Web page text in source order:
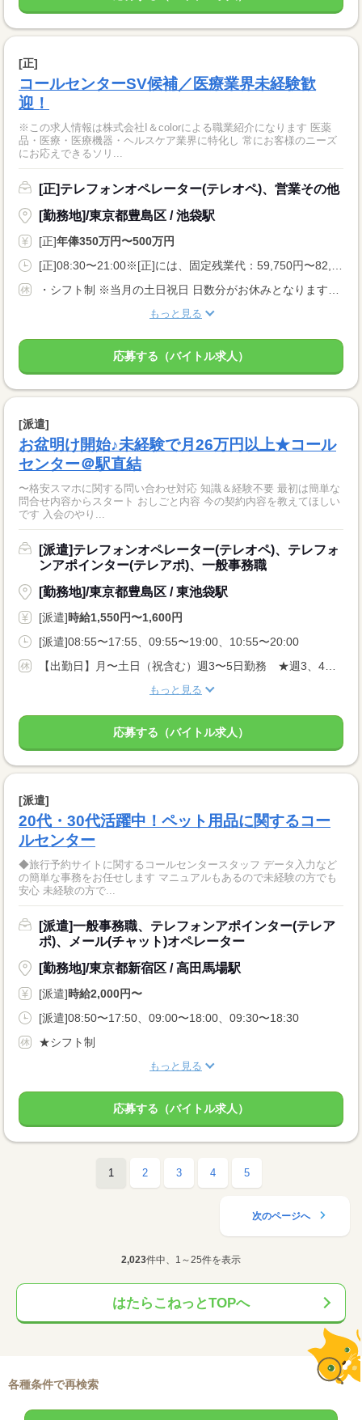
[正]
コールセンターSV候補／医療業界未経験歓
迎！
※この求人情報は株式会社I＆colorによる職業紹介になります 医薬
品・医療・医療機器・ヘルスケア業界に特化し 常にお客様のニーズ
にお応えできるソリ...
[正]テレフォンオペレーター(テレオペ)、営業その他
[勤務地]/東京都豊島区 / 池袋駅
[正]年俸350万円〜500万円
[正]08:30〜21:00※[正]には、固定残業代：59,750円〜82,380円／30時間相当分が含まれます。<BR>※上記を超えて残業をした場合は、別途残業代をお支払します。
・シフト制 ※当月の土日祝日 日数分がお休みとなります。 年末年始休暇 有給休暇・年次有給休暇の特別積立制度 ・慶弔休暇 ・創業記念日休暇 ・産前産後休暇 ・育児介護休暇 等 ・年間休日120日以上
もっと見る
応募する（バイトル求人）
[派遣]
お盆明け開始♪未経験で月26万円以上★コール
センター＠駅直結
〜格安スマホに関する問い合わせ対応 知識＆経験不要 最初は簡単な
問合せ内容からスタート おしごと内容 今の契約内容を教えてほしい
です 入会のやり...
[派遣]テレフォンオペレーター(テレオペ)、テレフォ
ンアポインター(テレアポ)、一般事務職
[勤務地]/東京都豊島区 / 東池袋駅
[派遣]時給1,550円〜1,600円
[派遣]08:55〜17:55、09:55〜19:00、10:55〜20:00
【出勤日】月〜土日（祝含む）週3〜5日勤務 ★週3、4、5日出勤から選べます！ 【休日】シフトによる
もっと見る
応募する（バイトル求人）
[派遣]
20代・30代活躍中！ペット用品に関するコー
ルセンター
◆旅行予約サイトに関するコールセンタースタッフ データ入力など
の簡単な事務をお任せします マニュアルもあるので未経験の方でも
安心 未経験の方で...
[派遣]一般事務職、テレフォンアポインター(テレア
ポ)、メール(チャット)オペレーター
[勤務地]/東京都新宿区 / 高田馬場駅
[派遣]時給2,000円〜
[派遣]08:50〜17:50、09:00〜18:00、09:30〜18:30
★シフト制
もっと見る
応募する（バイトル求人）
1 2 3 4 5
次のページへ
2,023件中、1～25件を表示
はたらこねっとTOPへ
各種条件で再検索